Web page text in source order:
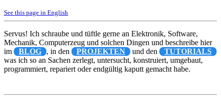
See this page in English
Servus! Ich schraube und tüftle gerne an Elektronik, Software,
Mechanik, Computerzeug und solchen Dingen und beschreibe hier
im
BLOG , in den PROJEKTEN und den
TUTORIALS
was ich so an Sachen zerlegt, untersucht, konstruiert, umgebaut,
programmiert, repariert oder endgültig kaputt gemacht habe.